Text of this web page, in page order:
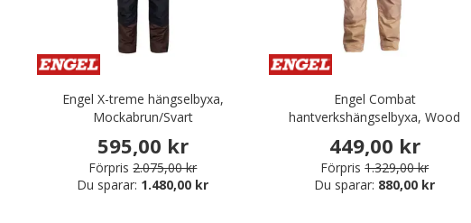
Engel X-treme hängselbyxa,
Mockabrun/Svart
595,00 kr
Förpris 2.075,00 kr
Du sparar: 1.480,00 kr
Engel Combat
hantverkshängselbyxa, Wood
449,00 kr
Förpris 1.329,00 kr
Du sparar: 880,00 kr